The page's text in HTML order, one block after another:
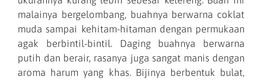
malainya bergelombang, buahnya berwarna coklat
muda sampai kehitam-hitaman dengan permukaan
agak berbintil-bintil. Daging buahnya berwarna
putih dan berair, rasanya juga sangat manis dengan
aroma harum yang khas. Bijinya berbentuk bulat,